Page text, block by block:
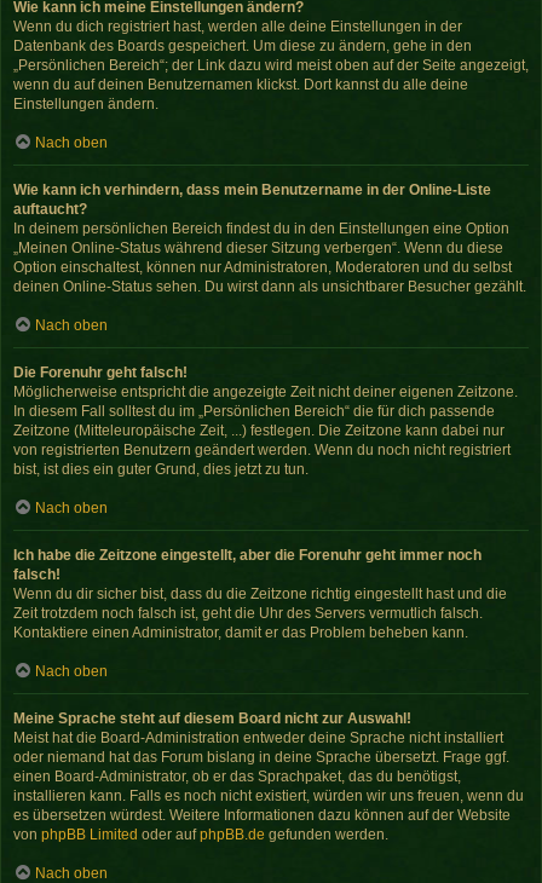
Wie kann ich meine Einstellungen ändern?
Wenn du dich registriert hast, werden alle deine Einstellungen in der
Datenbank des Boards gespeichert. Um diese zu ändern, gehe in den
„Persönlichen Bereich“; der Link dazu wird meist oben auf der Seite angezeigt,
wenn du auf deinen Benutzernamen klickst. Dort kannst du alle deine
Einstellungen ändern.
Nach oben
Wie kann ich verhindern, dass mein Benutzername in der Online-Liste
auftaucht?
In deinem persönlichen Bereich findest du in den Einstellungen eine Option
„Meinen Online-Status während dieser Sitzung verbergen“. Wenn du diese
Option einschaltest, können nur Administratoren, Moderatoren und du selbst
deinen Online-Status sehen. Du wirst dann als unsichtbarer Besucher gezählt.
Nach oben
Die Forenuhr geht falsch!
Möglicherweise entspricht die angezeigte Zeit nicht deiner eigenen Zeitzone.
In diesem Fall solltest du im „Persönlichen Bereich“ die für dich passende
Zeitzone (Mitteleuropäische Zeit, ...) festlegen. Die Zeitzone kann dabei nur
von registrierten Benutzern geändert werden. Wenn du noch nicht registriert
bist, ist dies ein guter Grund, dies jetzt zu tun.
Nach oben
Ich habe die Zeitzone eingestellt, aber die Forenuhr geht immer noch
falsch!
Wenn du dir sicher bist, dass du die Zeitzone richtig eingestellt hast und die
Zeit trotzdem noch falsch ist, geht die Uhr des Servers vermutlich falsch.
Kontaktiere einen Administrator, damit er das Problem beheben kann.
Nach oben
Meine Sprache steht auf diesem Board nicht zur Auswahl!
Meist hat die Board-Administration entweder deine Sprache nicht installiert
oder niemand hat das Forum bislang in deine Sprache übersetzt. Frage ggf.
einen Board-Administrator, ob er das Sprachpaket, das du benötigst,
installieren kann. Falls es noch nicht existiert, würden wir uns freuen, wenn du
es übersetzen würdest. Weitere Informationen dazu können auf der Website
von phpBB Limited oder aufphpBB.de gefunden werden.
Nach oben